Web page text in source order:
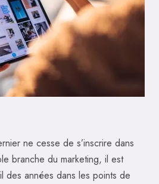
ne cesse de s’inscrire dans
branche du marketing, il est
des années dans les points de